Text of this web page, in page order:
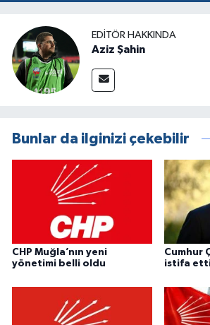
EDITÖR HAKKINDA
Aziz Şahin
Bunlar da ilginizi çekebilir
CHP Muğla’nın yeni
yönetimi belli oldu
Cumhur
istifa